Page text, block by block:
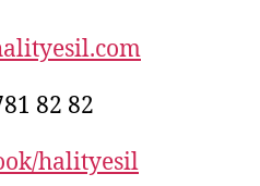
82 82
halityesil